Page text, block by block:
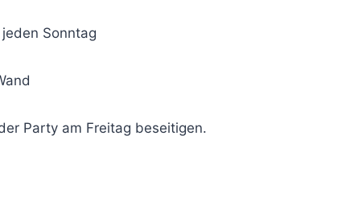
Sonntag
Party am Freitag beseitigen.